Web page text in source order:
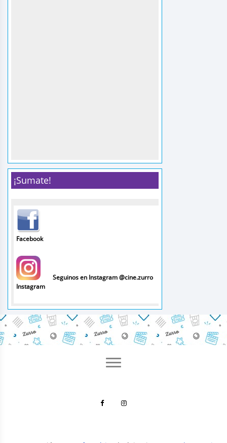
¡Sumate!
Facebook
Instagram
Seguinos en Instagram @cine.zurro